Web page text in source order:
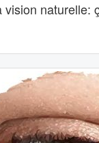
vision naturelle: